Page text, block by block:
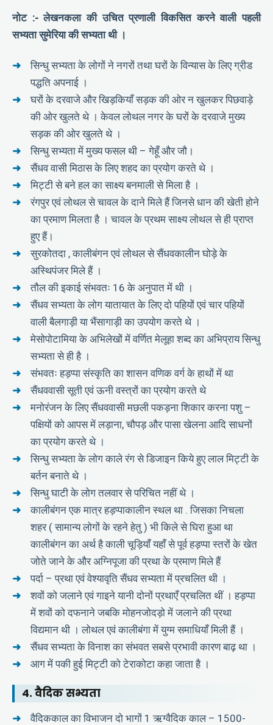
नोट :- लेखनकला की उचित प्रणाली विकसित करने वाली पहली
सभ्यता सुमेरिया की सभ्यता थी ।
सिन्धु सभ्यता के लोगों ने नगरों तथा घरों के विन्यास के लिए ग्रीड
पद्धति अपनाई ।
घरों के दरवाजे और खिड़कियाँ सड़क की ओर न खुलकर पिछवाड़े
की ओर खुलते थे । केवल लोथल नगर के घरों के दरवाजे मुख्य
सड़क की ओर खुलते थे ।
सिन्धु सभ्यता में मुख्य फसल थी – गेहूँ और जौ।
सैंधव वासी मिठास के लिए शहद का प्रयोग करते थे ।
मिट्टी से बने हल का साक्ष्य बनमाली से मिला है ।
रंगपुर एवं लोथल से चावल के दाने मिले हैं जिनसे धान की खेती होने
का प्रमाण मिलता है । चावल के प्रथम साक्ष्य लोथल से ही प्राप्त
हुए हैं।
सुरकोतदा , कालीबंगन एवं लोथल से सैंधवकालीन घोड़े के
अस्थिपंजर मिले हैं ।
तौल की इकाई संभवतः 16 के अनुपात में थी ।
सैंधव सभ्यता के लोग यातायात के लिए दो पहियों एवं चार पहियों
वाली बैलगाड़ी या भैंसागाड़ी का उपयोग करते थे ।
मेसोपोटामिया के अभिलेखों में वर्णित मेलूहा शब्द का अभिप्राय सिन्धु
सभ्यता से ही है ।
संभवतः हड़प्पा संस्कृति का शासन वणिक वर्ग के हाथों में था
सैंधववासी सूती एवं ऊनी वस्त्रों का प्रयोग करते थे
मनोरंजन के लिए सैंधववासी मछली पकड़ना शिकार करना पशु –
पक्षियों को आपस में लड़ाना, चौपड़ और पासा खेलना आदि साधनों
का प्रयोग करते थे ।
सिन्धु सभ्यता के लोग काले रंग से डिजाइन किये हुए लाल मिट्टी के
बर्तन बनाते थे ।
सिन्धु घाटी के लोग तलवार से परिचित नहीं थे ।
कालीबंगन एक मात्र हड़प्पाकालीन स्थल था . जिसका निचला
शहर ( सामान्य लोगों के रहने हेतु ) भी किले से घिरा हुआ था
कालीबंगन का अर्थ है काली चूड़ियाँ यहाँ से पूर्व हड़प्पा स्तरों के खेत
जोते जाने के और अग्निपूजा की प्रथा के प्रमाण मिले हैं
पर्दा – प्रथा एवं वेश्यावृति सैंधव सभ्यता में प्रचलित थी ।
शवों को जलाने एवं गाइने यानी दोनों प्रथाएँ प्रचलित थीं । हड़प्पा
में शवों को दफनाने जबकि मोहनजोदड़ो में जलाने की प्रथा
विद्यमान थी । लोथल एवं कालीबंगा में युग्म समाधियाँ मिली हैं ।
सैंधव सभ्यता के विनाश का संभवत सबसे प्रभावी कारण बाढ़ था ।
आग में पकी हुई मिट्टी को टेराकोटा कहा जाता है ।
4. वैदिक सभ्यता
वैदिककाल का विभाजन दो भागों 1 ऋग्वैदिक काल – 1500-